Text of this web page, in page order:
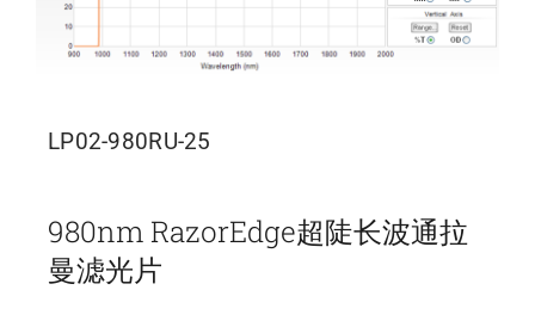
LP02-980RU-25
980nm RazorEdge超陡长波通拉
曼滤光片